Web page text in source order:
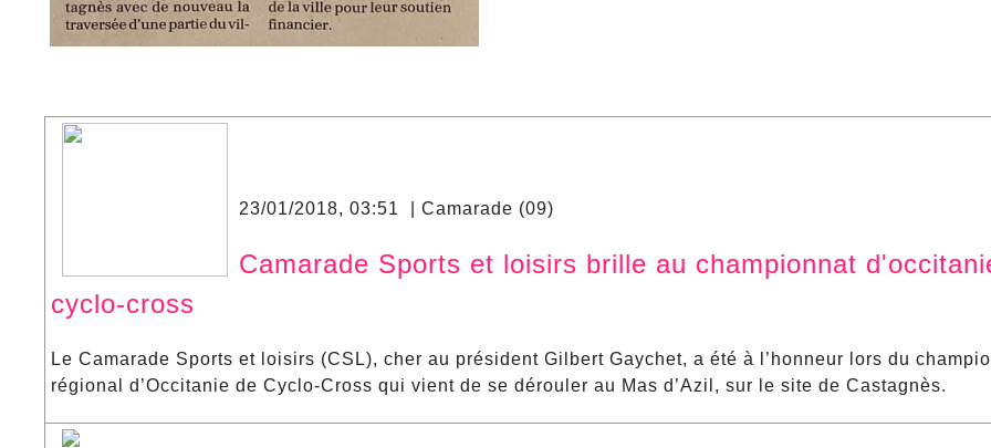
23/01/2018, 03:51 | Camarade (09)
Camarade Sports et loisirs brille au championnat
cyclo-cross
Le Camarade Sports et loisirs (CSL), cher au président Gilbert Gaychet, a été à l’honneur lors du
régional d’Occitanie de Cyclo-Cross qui vient de se dérouler au Mas d’Azil, sur le site de Castagnès.